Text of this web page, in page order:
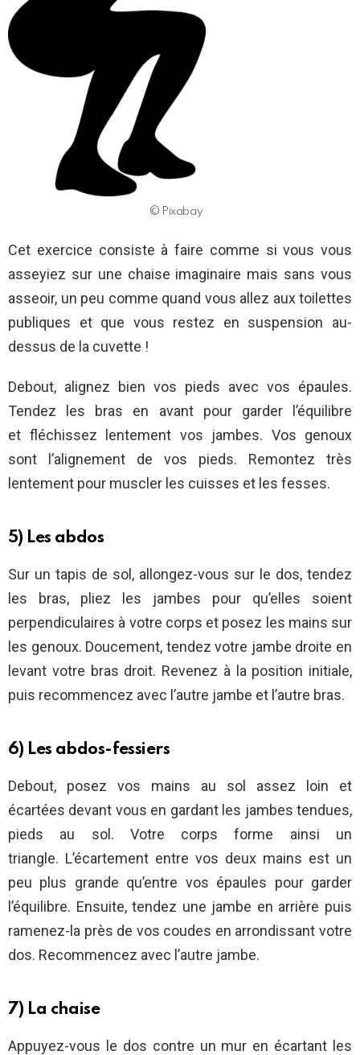
© Pixabay
Cet exercice consiste à faire comme si vous vous
asseyiez sur une chaise imaginaire mais sans vous
asseoir, un peu comme quand vous allez aux toilettes
publiques et que vous restez en suspension au-
dessus de la cuvette !
Debout, alignez bien vos pieds avec vos épaules.
Tendez les bras en avant pour garder l’équilibre
et fléchissez lentement vos jambes. Vos genoux
sont l’alignement de vos pieds. Remontez très
lentement pour muscler les cuisses et les fesses.
5) Les abdos
Sur un tapis de sol, allongez-vous sur le dos, tendez
les bras, pliez les jambes pour qu’elles soient
perpendiculaires à votre corps et posez les mains sur
les genoux. Doucement, tendez votre jambe droite en
levant votre bras droit. Revenez à la position initiale,
puis recommencez avec l’autre jambe et l’autre bras.
6) Les abdos-fessiers
Debout, posez vos mains au sol assez loin et
écartées devant vous en gardant les jambes tendues,
pieds au sol. Votre corps forme ainsi un
triangle. L’écartement entre vos deux mains est un
peu plus grande qu’entre vos épaules pour garder
l’équilibre. Ensuite, tendez une jambe en arrière puis
ramenez-la près de vos coudes en arrondissant votre
dos. Recommencez avec l’autre jambe.
7) La chaise
Appuyez-vous le dos contre un mur en écartant les